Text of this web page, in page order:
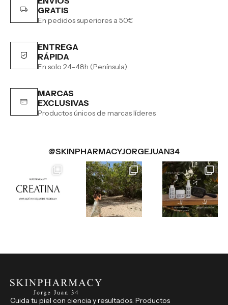
GRATIS
En pedidos superiores a 50€
ENTREGA
RÁPIDA
En solo 24-48h (Península)
MARCAS
EXCLUSIVAS
Productos únicos de marcas líderes
@SKINPHARMACYJORGEJUAN34
Cuida tu piel con ciencia y resultados. Productos